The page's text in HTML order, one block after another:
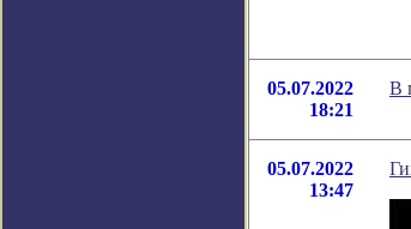
05.07.2022
18:21
В
05.07.2022
13:47